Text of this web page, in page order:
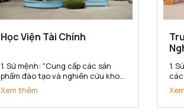
Học Viện Tài Chính
1. Sứ mệnh: "Cung cấp các sản
phẩm đào tạo và nghiên cứu khoa
học tài chính - kế toán chất lượng
cao cho xã hội" 2. Tầm nhìn: Đến
năm 2020 đạt chuẩn chất lượng
Xem thêm
1.